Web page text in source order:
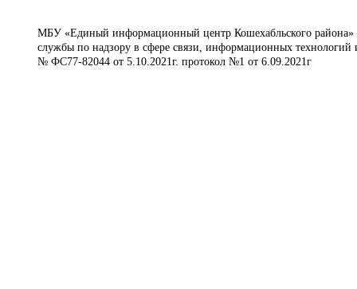
МБУ «Единый информационный центр Кошехабльского района»
службы по надзору в сфере связи, информационных
№ ФС77-82044 от 5.10.2021г. протокол №1 от 6.09.2021г